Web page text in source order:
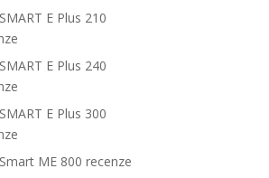
E Plus 210
E Plus 240
E Plus 300
ME 800 recenze